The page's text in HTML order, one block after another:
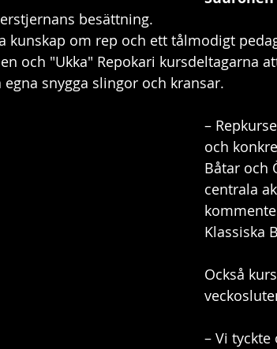
besättning.
kunskap om rep och ett tålmodigt
och "Ukka" Repokari kursdeltagarna
snygga slingor och kransar.
–
och
Båtar och
centrala
Klassiska
Också
– Vi